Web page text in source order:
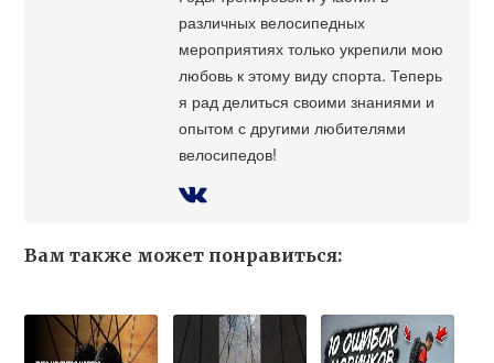
различных велосипедных
мероприятиях только укрепили мою
любовь к этому виду спорта. Теперь
я рад делиться своими знаниями и
опытом с другими любителями
велосипедов!
Вам также может понравиться: